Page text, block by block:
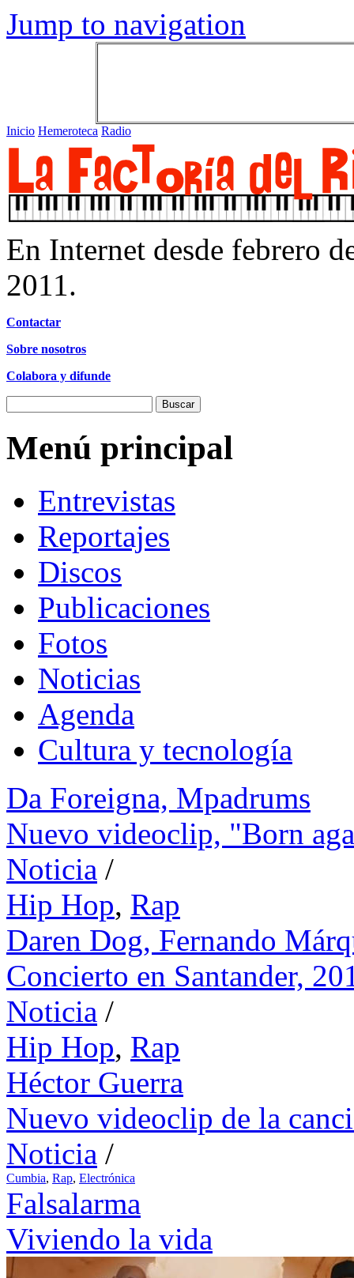
Jump to navigation
Inicio Hemeroteca Radio
En Internet desde febrero
2011.
Contactar
Sobre nosotros
Colabora y difunde
Menú principal
Entrevistas
Reportajes
Discos
Publicaciones
Fotos
Noticias
Agenda
Cultura y tecnología
Da Foreigna, Mpadrums
Nuevo videoclip, "Born
Noticia /
Hip Hop, Rap
Daren Dog, Fernando
Concierto en Santander,
Noticia /
Hip Hop, Rap
Héctor Guerra
Nuevo videoclip de la
Noticia /
Cumbia, Rap, Electrónica
Falsalarma
Viviendo la vida